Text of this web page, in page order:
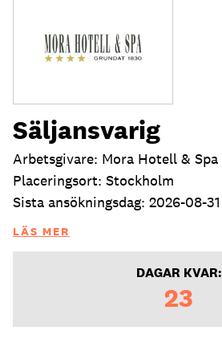
Säljansvarig
Arbetsgivare: Mora Hotell & Spa
Placeringsort: Stockholm
Sista ansökningsdag: 2026-08-31
LÄS MER
DAGAR KVAR:
23